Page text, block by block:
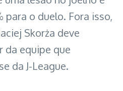
para o duelo. Fora isso,
Skorża deve
da equipe que
da J-League.